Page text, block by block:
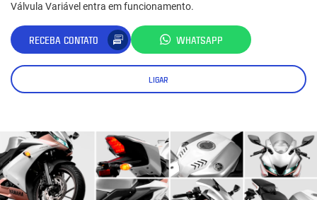
Válvula Variável entra em funcionamento.
RECEBA CONTATO WHATSAPP
LIGAR